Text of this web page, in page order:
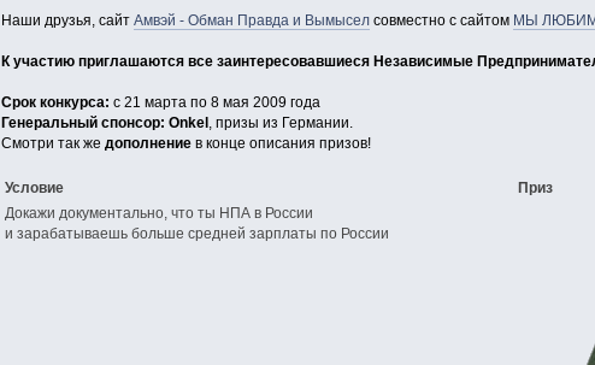
Наши друзья, сайт Амвэй - Обман Правда и Вымыселсовместно с сайтом МЫ
К участию приглашаются все заинтересовавшиеся Независимые
Срок конкурса: с 21 марта по 8 мая 2009 года
Генеральный спонсор: Onkel , призы из Германии.
Смотри так же дополнениев конце описания призов!
Условие Приз
Докажи документально, что ты НПА в России
и зарабатываешь больше средней зарплаты по России